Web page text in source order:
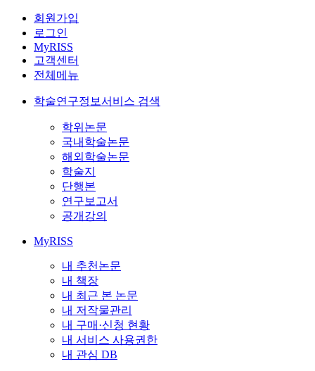
회원가입
로그인
MyRISS
고객센터
전체메뉴
학술연구정보서비스 검색
학위논문
국내학술논문
해외학술논문
학술지
단행본
연구보고서
공개강의
MyRISS
내 추천논문
내 책장
내 최근 본 논문
내 저작물관리
내 구매·신청 현황
내 서비스 사용권한
내 관심 DB